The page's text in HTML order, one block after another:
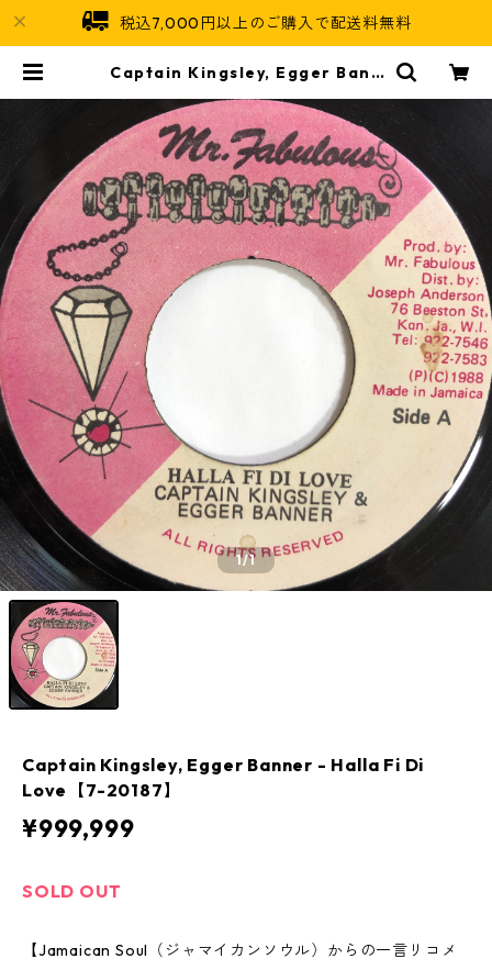
税込7,000円以上のご購入で配送料無料
Captain Kingsley, Egger Bann
7】 | Jamaican Soul
1/1
Captain Kingsley, Egger Banner - Halla Fi Di
Love【7-20187】
¥999,999
SOLD OUT
【Jamaican Soul（ジャマイカンソウル）からの一言リコメ